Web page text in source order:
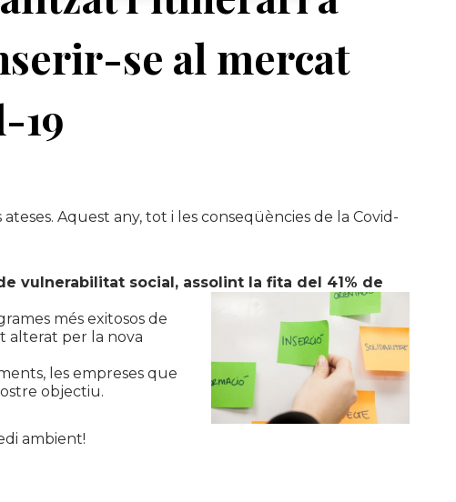
se al mercat
19
Aquest any, tot i les conseqüències de la Covid-
vulnerabilitat social, assolint la fita del 41% de
més exitosos de
alterat per la nova
les empreses que
objectiu.
ambient!